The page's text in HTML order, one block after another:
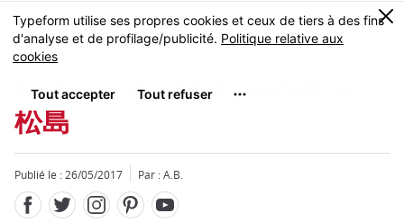
Skip
to
main
MENU
0
La baie de Matsushima
松島
Publié le : 26/05/2017 Par : A.B.
Fermer